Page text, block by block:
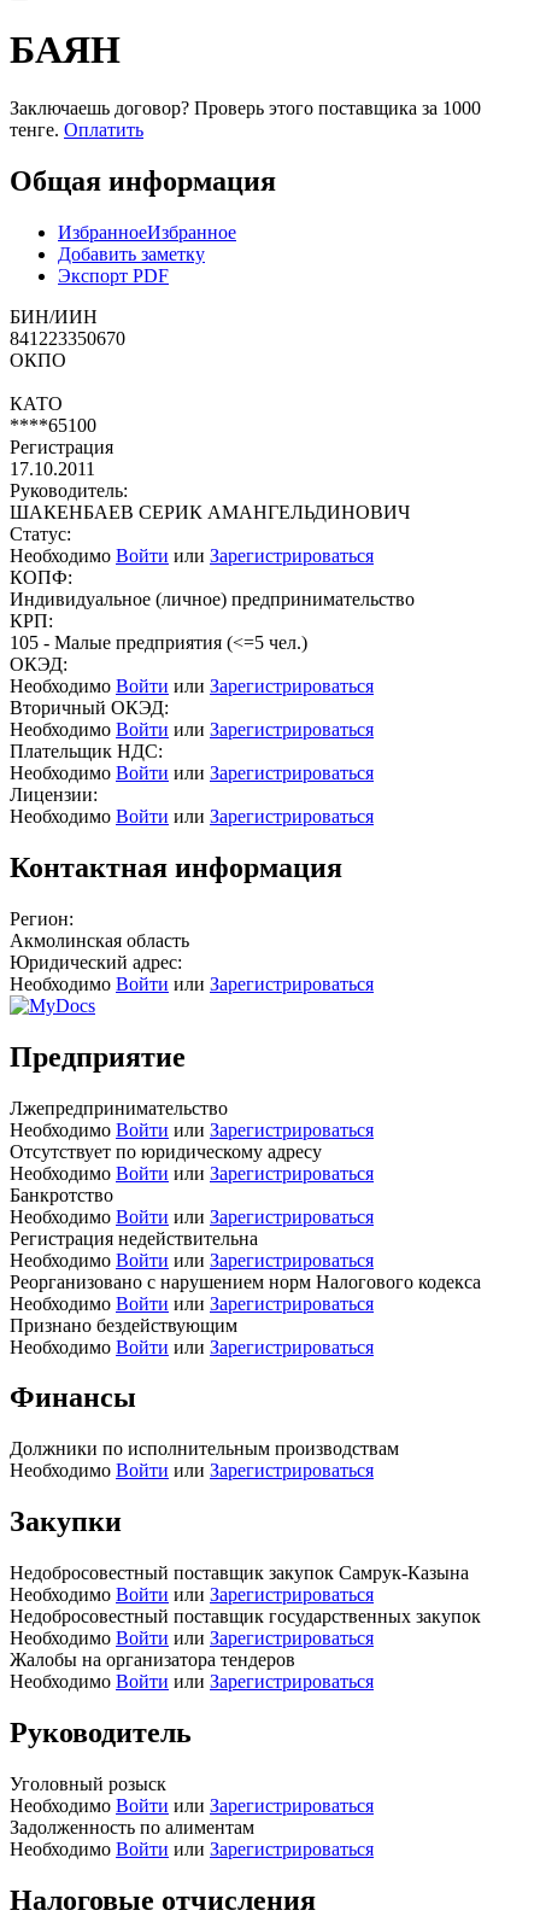
БАЯН
Заключаешь договор? Проверь этого поставщика за 1000
тенге. Оплатить
Общая информация
ИзбранноеИзбранное
Добавить заметку
Экспорт PDF
БИН/ИИН
841223350670
ОКПО
КАТО
****65100
Регистрация
17.10.2011
Руководитель:
ШАКЕНБАЕВ СЕРИК АМАНГЕЛЬДИНОВИЧ
Статус:
Необходимо Войти или Зарегистрироваться
КОПФ:
Индивидуальное (личное) предпринимательство
КРП:
105 - Малые предприятия (<=5 чел.)
ОКЭД:
Необходимо Войти или Зарегистрироваться
Вторичный ОКЭД:
Необходимо Войти или Зарегистрироваться
Плательщик НДС:
Необходимо Войти или Зарегистрироваться
Лицензии:
Необходимо Войти или Зарегистрироваться
Контактная информация
Регион:
Акмолинская область
Юридический адрес:
Необходимо Войти или Зарегистрироваться
Предприятие
Лжепредпринимательство
Необходимо Войти или Зарегистрироваться
Отсутствует по юридическому адресу
Необходимо Войти или Зарегистрироваться
Банкротство
Необходимо Войти или Зарегистрироваться
Регистрация недействительна
Необходимо Войти или Зарегистрироваться
Реорганизовано с нарушением норм Налогового кодекса
Необходимо Войти или Зарегистрироваться
Признано бездействующим
Необходимо Войти или Зарегистрироваться
Финансы
Должники по исполнительным производствам
Необходимо Войти или Зарегистрироваться
Закупки
Недобросовестный поставщик закупок Самрук-Казына
Необходимо Войти или Зарегистрироваться
Недобросовестный поставщик государственных закупок
Необходимо Войти или Зарегистрироваться
Жалобы на организатора тендеров
Необходимо Войти или Зарегистрироваться
Руководитель
Уголовный розыск
Необходимо Войти или Зарегистрироваться
Задолженность по алиментам
Необходимо Войти или Зарегистрироваться
Налоговые отчисления